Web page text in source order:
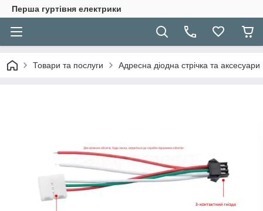
Перша гуртівня електрики
Товари та послуги Адресна діодна стрічка та аксесуари